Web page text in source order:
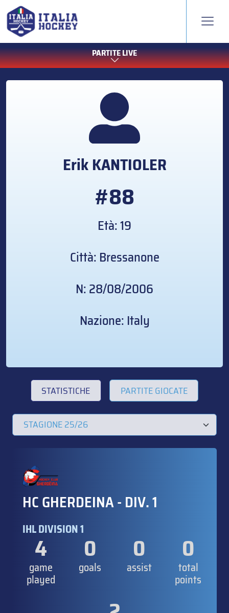
PARTITE LIVE
ErikKANTIOLER
#88
Età: 19
Città: Bressanone
N: 28/08/2006
Nazione: Italy
STATISTICHE PARTITE GIOCATE
HC GHERDEINA - DIV. 1
IHL DIVISION 1
4
game
played
0
goals
0
assist
0
total
points